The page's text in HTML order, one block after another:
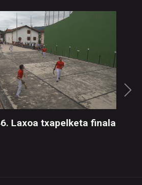
Laxoa txapelketa finala